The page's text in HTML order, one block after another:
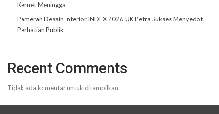
Kernet Meninggal
Pameran Desain Interior INDEX 2026 UK Petra Sukses Menyedot
Perhatian Publik
Recent Comments
Tidak ada komentar untuk ditampilkan.